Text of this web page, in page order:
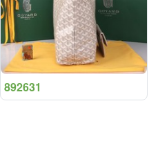
892631